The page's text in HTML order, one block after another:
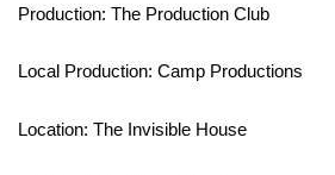
Production: The Production Club
Local Production: Camp Productions
Location: The Invisible House